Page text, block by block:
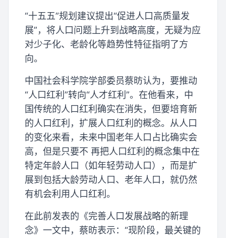
“十五五”规划建议提出“促进人口高质量发
展”，将人口问题上升到战略高度，无疑为应
对少子化、老龄化等趋势性特征指明了方
向。
中国社会科学院学部委员蔡昉认为，要推动
“人口红利”转向“人才红利”。在他看来，中
国传统的人口红利确实在消失，但要培育新
的人口红利，扩展人口红利的概念。从人口
的变化来看，未来中国老年人口占比确实会
高，但是只要不 再把人口红利的概念集中在
特定年龄人口（如年轻劳动人口），而是扩
展到包括大龄劳动人口、老年人口，就仍然
有机会利用人口红利。
在此前发表的《完善人口发展战略的新理
念》一文中，蔡昉表示：“现阶段，最关键的